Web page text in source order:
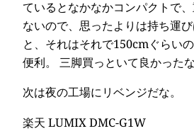
ているとなかなかコンパクトで
ないので、思ったよりは持ち運
と、それはそれで150cmぐらいの
便利。 三脚買っといて良かったな
次は夜の工場にリベンジだな。
楽天 LUMIX DMC-G1W